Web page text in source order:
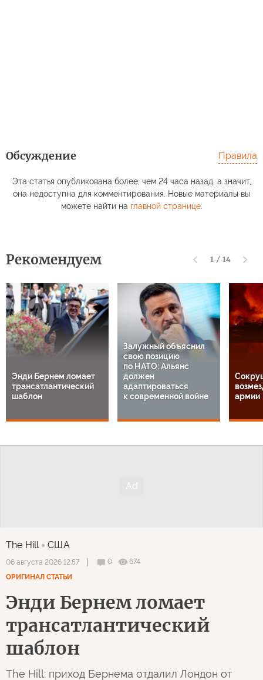
Обсуждение Правила
Эта статья опубликована более, чем 24 часа назад, а значит,
она недоступна для комментирования. Новые материалы вы
можете найти на главной странице.
Рекомендуем 1 / 14
Энди Бернем ломает
трансатлантический
шаблон
Залужный объяснил
свою позицию
по НАТО: Альянс
должен
адаптироваться
к современной войне
армии
The Hill США
06 августа 2026 12:57 0
674
ОРИГИНАЛ СТАТЬИ
Энди Бернем ломает
трансатлантический
шаблон
The Hill: приход Бернема отдалил Лондон от